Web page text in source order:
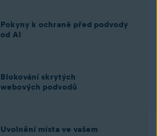
Pokyny k ochraně před podvody
od AI
Blokování skrytých
webových podvodů
Uvolnění místa ve vašem